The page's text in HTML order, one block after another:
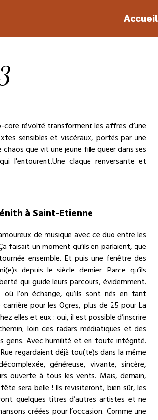
Accueil
core révolté transforment les affres d’une
sensibles et viscéraux, portés par une
que vit une jeune fille queer dans ses
l'entourent.Une claque renversante et
à Saint-Etienne
de musique avec ce duo entre les
faisait un moment qu’ils en parlaient, que
ensemble. Et puis une fenêtre des
depuis le siècle dernier. Parce qu’ils
qui guide leurs parcours, évidemment.
l’on échange, qu’ils sont nés en tant
pour les Ogres, plus de 25 pour La
elles et eux : oui, il est possible d’inscrire
loin des radars médiatiques et des
gens. Avec humilité et en toute intégrité.
regardaient déjà tou(te)s dans la même
généreuse, vivante, sincère,
ouverte à tous les vents. Mais, demain,
sera belle ! Ils revisiteront, bien sûr, les
quelques titres d’autres artistes et ne
créées pour l’occasion. Comme une